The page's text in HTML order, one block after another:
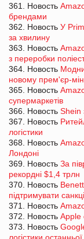
361. Новость
брендами
362. Новость У
за хвилину
363. Новость
з переробки
364. Новость
новому прем'єр-
365. Новость
супермаркетів
366. Новость Shein
367. Новость
логістики
368. Новость
Лондоні
369. Новость За
рекордні $1,4 трлн
370. Новость
підтримувати
371. Новость
372. Новость Apple
373. Новость
логістики